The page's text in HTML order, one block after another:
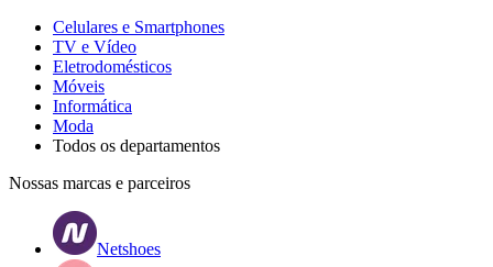
Celulares e Smartphones
TV e Vídeo
Eletrodomésticos
Móveis
Informática
Moda
Todos os departamentos
Nossas marcas e parceiros
Netshoes